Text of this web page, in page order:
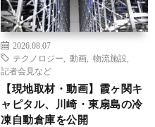
2026.08.07
テクノロジー
動画 物流施設
記者会見など
【現地取材・動画】霞ヶ関キ
ャピタル、川崎・東扇島の冷
凍自動倉庫を公開